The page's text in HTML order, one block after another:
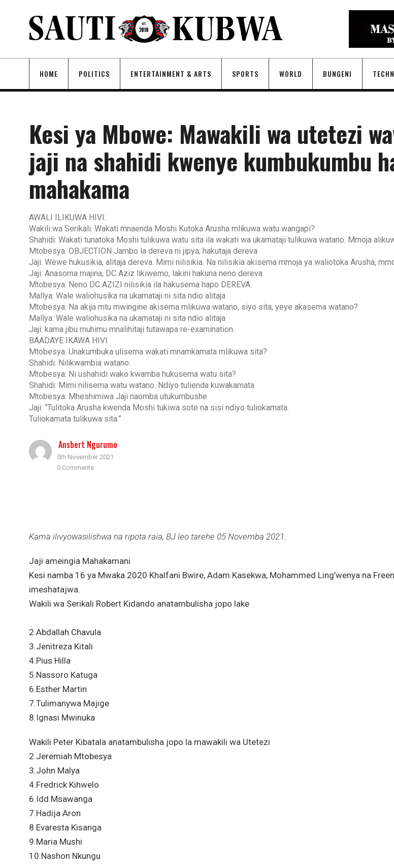
HOME POLITICS ENTERTAINMENT & ARTS SPORTS WORLD BUNGENI
Kesi ya Mbowe: Mawakili wa utetezi
jaji na shahidi kwenye kumbukumbu
mahakama
AWALI ILIKUWA HIVI:
Wakili wa Serikali: Wakati mnaenda Moshi Kutoka Arusha mlikuwa watu wangapi?
Shahidi: Wakati tunatoka Moshi tulikuwa watu sita ila wakati wa ukamataji tulikuwa watano. Mmoja
Mtobesya: OBJECTION Jambo la dereva ni jipya; hakutaja dereva
Jaji: Wewe hukusikia, alitaja dereva. Mimi nilisikia. Na nilisikia akisema mmoja ya waliotoka Arusha,
Jaji: Anasoma majina, DC Aziz likiwemo, lakini hakuna neno dereva
Mtobesya: Neno DC AZIZI nilisikia ila hakusema hapo DEREVA.
Mallya: Wale waliohusika na ukamataji ni sita ndio alitaja
Mtobesya: Na akija mtu mwingine akisema mlikuwa watano, siyo sita, yeye akasema watano?
Mallya: Wale waliohusika na ukamataji ni sita ndio alitaja
Jaji: kama jibu muhimu mnalihitaji tutawapa re-examination.
BAADAYE IKAWA HIVI
Mtobesya: Unakumbuka ulisema wakati mnamkamata mlikuwa sita?
Shahidi: Nilikwambia watano.
Mtobesya: Ni ushahidi wako kwamba hukusema watu sita?
Shahidi: Mimi nilisema watu watano. Ndiyo tulienda kuwakamata
Mtobesya: Mheshimiwa Jaji naomba utukumbushe
Jaji: “Tulitoka Arusha kwenda Moshi tukiwa sote na sisi ndiyo tuliokamata.
Tuliokamata tulikuwa sita.”
Ansbert Ngurumo
5th November 2021
0 Comments
Kama ilivyowasilishwa na ripota raia, BJ leo tarehe 05 Novemba 2021.
Jaji ameingia Mahakamani
Kesi namba 16 ya Mwaka 2020 Khalfani Bwire, Adam Kasekwa, Mohammed Ling’wenya na
imeshatajwa.
Wakili wa Serikali Robert Kidando anatambulisha jopo lake
2.Abdallah Chavula
3.Jenitreza Kitali
4.Pius Hilla
5.Nassoro Katuga
6.Esther Martin
7.Tulimanywa Majige
8.Ignasi Mwinuka
Wakili Peter Kibatala anatambulisha jopo la mawakili wa Utetezi
2.Jeremiah Mtobesya
3.John Malya
4.Fredrick Kihwelo
6.Idd Msawanga
7.Hadija Aron
8.Evaresta Kisanga
9.Maria Mushi
10.Nashon Nkungu